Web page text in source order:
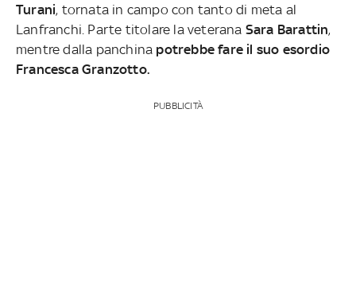
Turani, tornata in campo con tanto di meta al
Lanfranchi. Parte titolare la veterana Sara Barattin,
mentre dalla panchina potrebbe fare il suo esordio
Francesca Granzotto.
PUBBLICITÀ